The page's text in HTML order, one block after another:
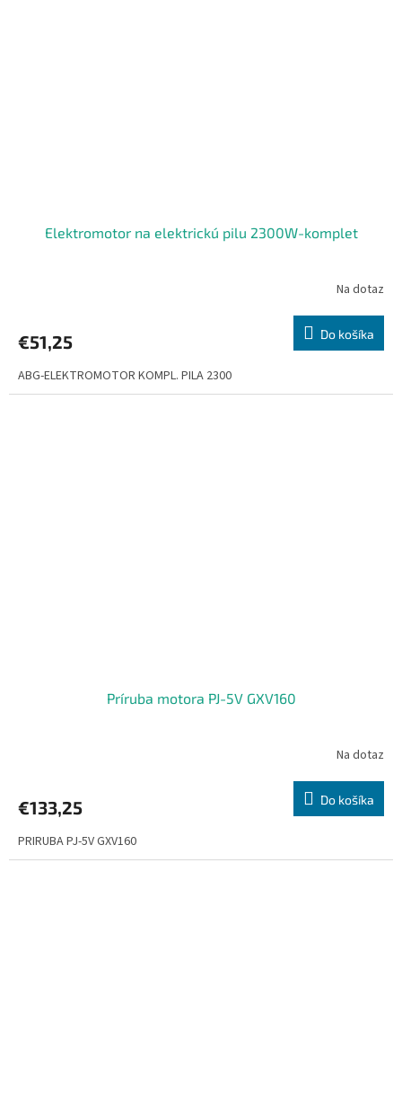
Elektromotor na elektrickú pilu 2300W-komplet
Na dotaz
€51,25 Do košíka
ABG-ELEKTROMOTOR KOMPL. PILA 2300
Príruba motora PJ-5V GXV160
Na dotaz
€133,25 Do košíka
PRIRUBA PJ-5V GXV160